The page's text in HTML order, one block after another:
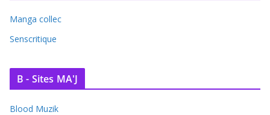
Manga collec
Senscritique
B - Sites MA'J
Blood Muzik